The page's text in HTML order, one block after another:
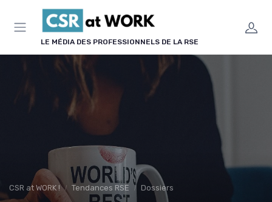
LE MÉDIA DES PROFESSIONNELS DE LA RSE
CSR at WORK ! Tendances RSE Dossiers
Panneau de gestion des cookies